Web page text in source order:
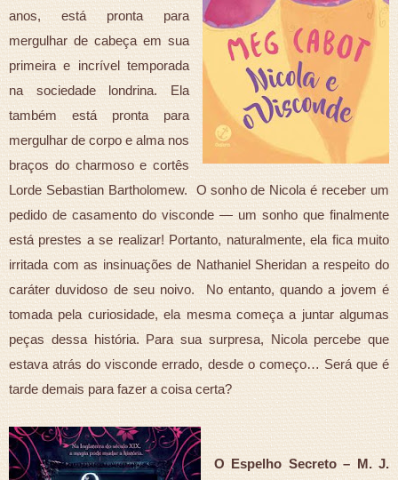
anos, está pronta para
mergulhar de cabeça em sua
primeira e incrível temporada
na sociedade londrina. Ela
também está pronta para
mergulhar de corpo e alma nos
braços do charmoso e cortês
Lorde Sebastian Bartholomew. O sonho de Nicola é receber um
pedido de casamento do visconde — um sonho que finalmente
está prestes a se realizar! Portanto, naturalmente, ela fica muito
irritada com as insinuações de Nathaniel Sheridan a respeito do
caráter duvidoso de seu noivo. No entanto, quando a jovem é
tomada pela curiosidade, ela mesma começa a juntar algumas
peças dessa história. Para sua surpresa, Nicola percebe que
estava atrás do visconde errado, desde o começo… Será que é
tarde demais para fazer a coisa certa?
O Espelho Secreto – M. J.